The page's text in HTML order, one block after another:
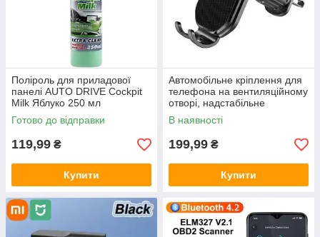
Поліроль для приладової
панелі AUTO DRIVE Cockpit
Milk Яблуко 250 мл
Готово до відправки
119,99 ₴
Купити
Автомобільне кріплення для
телефона на вентиляційному
отворі, надстабільне
В наявності
199,99 ₴
Купити